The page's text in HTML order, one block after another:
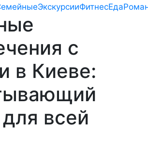
ЭкскурсииФитнесЕда
с
в Киеве:
всей